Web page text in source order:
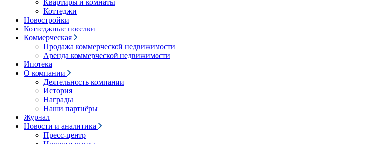
Квартиры и комнаты
Коттеджи
Новостройки
Коттеджные поселки
Коммерческая
Продажа коммерческой недвижимости
Аренда коммерческой недвижимости
Ипотека
О компании
Деятельность компании
История
Награды
Наши партнёры
Журнал
Новости и аналитика
Пресс-центр